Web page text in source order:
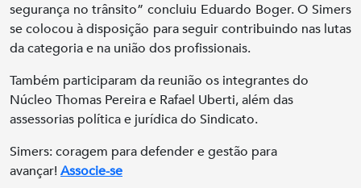
segurança no trânsito” concluiu Eduardo Boger. O Simers
se colocou à disposição para seguir contribuindo nas lutas
da categoria e na união dos profissionais.
Também participaram da reunião os integrantes do
Núcleo Thomas Pereira e Rafael Uberti, além das
assessorias política e jurídica do Sindicato.
Simers: coragem para defender e gestão para
avançar!Associe-se